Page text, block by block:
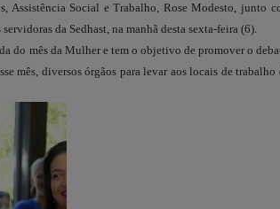
Assistência Social e Trabalho, Rose Modesto, junto
da Sedhast, na manhã desta sexta-feira (6).
do mês da Mulher e tem o objetivo de promover o
mês, diversos órgãos para levar aos locais de